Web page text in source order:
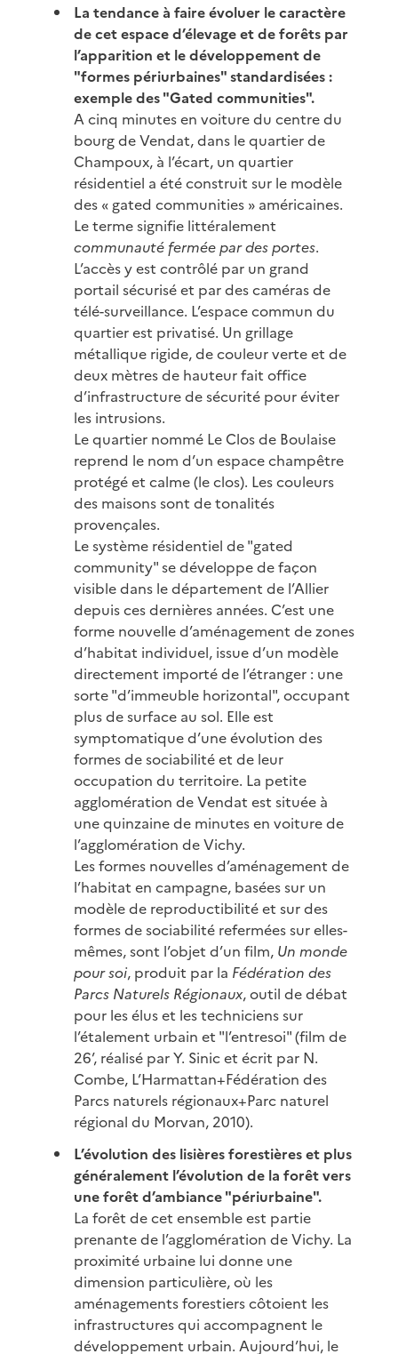
La tendance à faire évoluer le caractère
de cet espace d’élevage et de forêts par
l’apparition et le développement de
"formes périurbaines" standardisées :
exemple des "Gated communities".
A cinq minutes en voiture du centre du
bourg de Vendat, dans le quartier de
Champoux, à l’écart, un quartier
résidentiel a été construit sur le modèle
des « gated communities » américaines.
Le terme signifie littéralement
communauté fermée par des portes.
L’accès y est contrôlé par un grand
portail sécurisé et par des caméras de
télé-surveillance. L’espace commun du
quartier est privatisé. Un grillage
métallique rigide, de couleur verte et de
deux mètres de hauteur fait office
d’infrastructure de sécurité pour éviter
les intrusions.
Le quartier nommé Le Clos de Boulaise
reprend le nom d’un espace champêtre
protégé et calme (le clos). Les couleurs
des maisons sont de tonalités
provençales.
Le système résidentiel de "gated
community" se développe de façon
visible dans le département de l’Allier
depuis ces dernières années. C’est une
forme nouvelle d’aménagement de zones
d’habitat individuel, issue d’un modèle
directement importé de l’étranger : une
sorte "d’immeuble horizontal", occupant
plus de surface au sol. Elle est
symptomatique d’une évolution des
formes de sociabilité et de leur
occupation du territoire. La petite
agglomération de Vendat est située à
une quinzaine de minutes en voiture de
l’agglomération de Vichy.
Les formes nouvelles d’aménagement de
l’habitat en campagne, basées sur un
modèle de reproductibilité et sur des
formes de sociabilité refermées sur elles-
mêmes, sont l’objet d’un film, Un monde
pour soi, produit par la Fédération des
Parcs Naturels Régionaux, outil de débat
pour les élus et les techniciens sur
l’étalement urbain et "l’entresoi" (film de
26’, réalisé par Y. Sinic et écrit par N.
Combe, L’Harmattan+Fédération des
Parcs naturels régionaux+Parc naturel
régional du Morvan, 2010).
L’évolution des lisières forestières et plus
généralement l’évolution de la forêt vers
une forêt d’ambiance "périurbaine".
La forêt de cet ensemble est partie
prenante de l’agglomération de Vichy. La
proximité urbaine lui donne une
dimension particulière, où les
aménagements forestiers côtoient les
infrastructures qui accompagnent le
développement urbain. Aujourd’hui, le